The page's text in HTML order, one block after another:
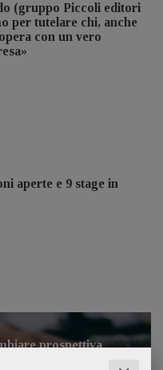
(gruppo Piccoli editori
per tutelare chi, anche
con un vero
aperte e 9 stage in
prospettiva